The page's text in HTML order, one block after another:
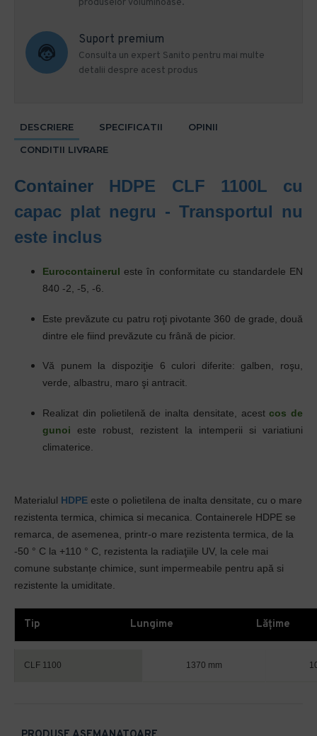
produselor voluminoase.
Suport premium
Consulta un expert Sanito pentru mai multe
detalii despre acest produs
DESCRIERE SPECIFICATII
OPINII
CONDITII LIVRARE
Container HDPE CLF 1100L cu
capac plat negru - Transportul nu
este inclus
Eurocontainerul este în conformitate cu standardele EN
840 -2, -5, -6.
Este prevăzute cu patru roţi pivotante 360 de grade, două
dintre ele fiind prevăzute cu frână de picior.
Vă punem la dispoziţie 6 culori diferite: galben, roşu,
verde, albastru, maro şi antracit.
Realizat din polietilenă de inalta densitate, acestcos de
gunoi este robust, rezistent la intemperii si variatiuni
climaterice.
Materialul HDPE este o polietilena de inalta densitate, cu o mare
rezistenta termica, chimica si mecanica. Containerele HDPE se
remarca, de asemenea, printr-o mare rezistenta termica, de la
-50 ° C la +110 ° C, rezistenta la radiaţiile UV, la cele mai
comune substanțe chimice, sunt impermeabile pentru apă si
rezistente la umiditate.
Tip Lungime Lăţime
CLF 1100 1370 mm